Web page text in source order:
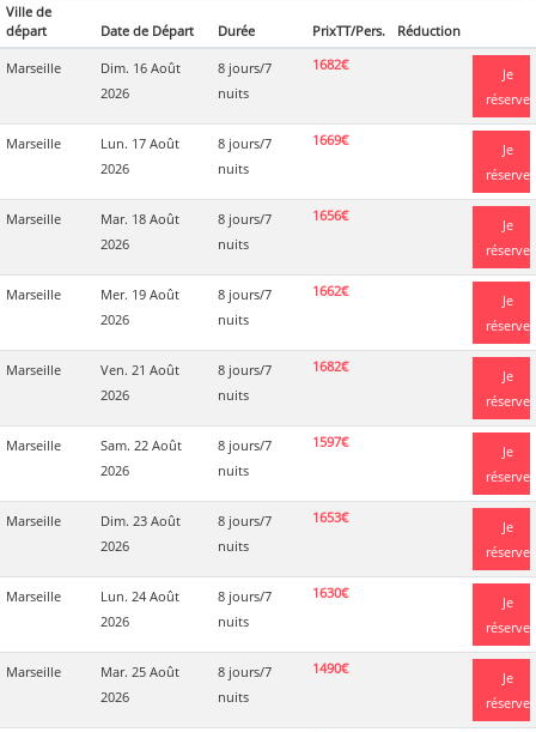
Ville de
départ
Date de Départ Durée PrixTT/Pers. Réduction
Marseille
Dim. 16 Août
2026
8 jours/7
nuits
1682€
Je
réserve
Marseille
Lun. 17 Août
2026
8 jours/7
nuits
1669€
Je
réserve
Marseille
Mar. 18 Août
2026
8 jours/7
nuits
1656€
Je
réserve
Marseille
Mer. 19 Août
2026
8 jours/7
nuits
1662€
Je
réserve
Marseille
Ven. 21 Août
2026
8 jours/7
nuits
1682€
Je
réserve
Marseille
Sam. 22 Août
2026
8 jours/7
nuits
1597€
Je
réserve
Marseille
Dim. 23 Août
2026
8 jours/7
nuits
1653€
Je
réserve
Marseille
Lun. 24 Août
2026
8 jours/7
nuits
1630€
Je
réserve
Marseille
Mar. 25 Août
2026
8 jours/7
nuits
1490€
Je
réserve